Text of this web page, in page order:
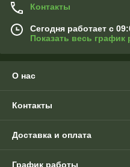
Контакты
Сегодня работает с
Показать весь график
О нас
Контакты
Доставка и оплата
График работы